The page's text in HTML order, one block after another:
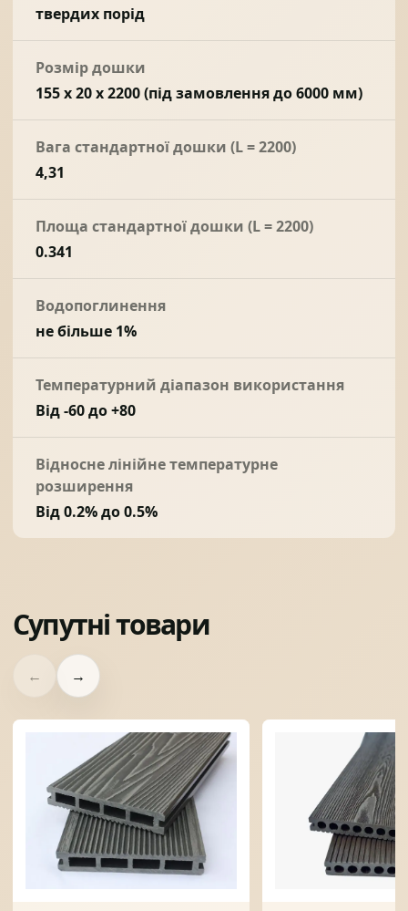
твердих порід
Розмір дошки
155 х 20 х 2200 (під замовлення до 6000 мм)
Вага стандартної дошки (L = 2200)
4,31
Площа стандартної дошки (L = 2200)
0.341
Водопоглинення
не більше 1%
Температурний діапазон використання
Від -60 до +80
Відносне лінійне температурне
розширення
Від 0.2% до 0.5%
Супутні товари
← →